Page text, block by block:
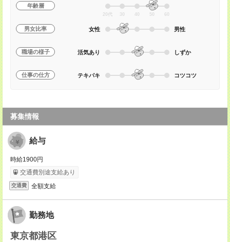
年齢層
20代 30 40 50 60
男女比率 女性 男性
職場の様子 活気あり しずか
仕事の仕方 テキパキ コツコツ
募集情報
給与
時給1900円
交通費別途支給あり
交通費 全額支給
勤務地
東京都港区